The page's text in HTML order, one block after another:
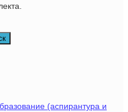
(аспирантура и